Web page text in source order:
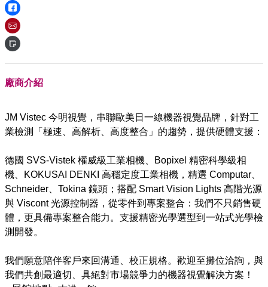
廠商介紹
JM Vistec 今明視覺，串聯歐美日一線機器視覺品牌，針對工
業檢測「極速、高解析、高度整合」的趨勢，提供硬體支援：
德國 SVS-Vistek 權威級工業相機、Bopixel 精密科學級相
機、KOKUSAI DENKI 高穩定度工業相機，精選 Computar、
Schneider、Tokina 鏡頭；搭配 Smart Vision Lights 高階光源
與 Viscont 光源控制器，從零件到專案整合：我們不只銷售硬
體，更具備專案整合能力。支援精密光學選型到一站式光學檢
測開發。
我們願意陪伴客戶來回溝通、校正規格。歡迎至攤位洽詢，與